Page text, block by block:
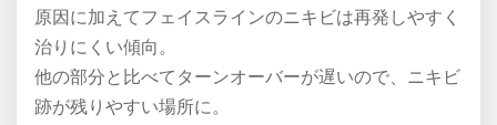
原因に加えてフェイスラインのニキビは再発しやすく
治りにくい傾向。
他の部分と比べてターンオーバーが遅いので、ニキビ
跡が残りやすい場所に。